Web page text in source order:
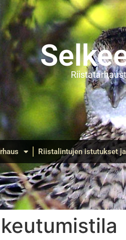
Riistalintujen istutukset